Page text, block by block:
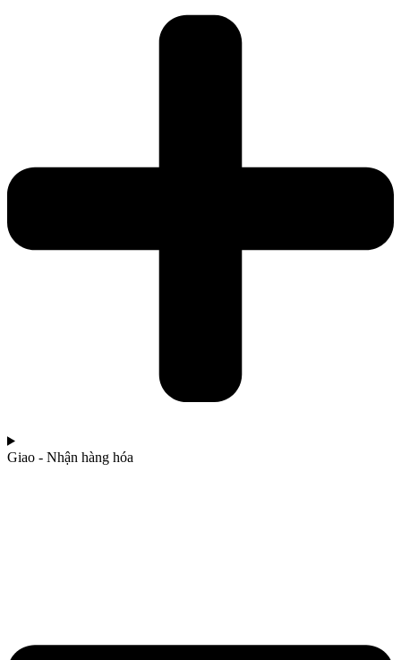
Giao - Nhận hàng hóa